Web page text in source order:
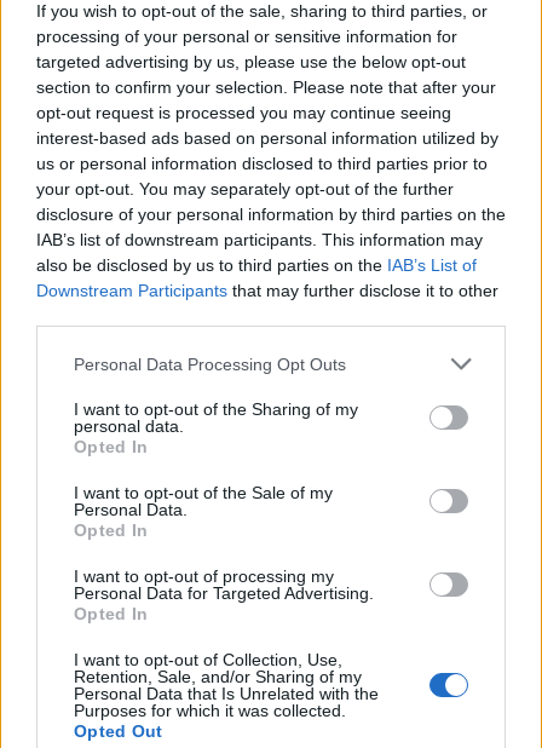
If you wish to opt-out of the sale, sharing to third parties, or
processing of your personal or sensitive information for
targeted advertising by us, please use the below opt-out
section to confirm your selection. Please note that after your
opt-out request is processed you may continue seeing
interest-based ads based on personal information utilized by
us or personal information disclosed to third parties prior to
your opt-out. You may separately opt-out of the further
disclosure of your personal information by third parties on the
IAB’s list of downstream participants. This information may
also be disclosed by us to third parties on the IAB’s List of
Downstream Participants that may further disclose it to other
Please note that this website/app uses one or more Google
not limited to your visit or usage behaviour. You may click to
grant or deny consent to Google and its third-party tags to
use your data for below specified purposes in below Google
consent section.
Personal Data Processing Opt Outs
I want to opt-out of the Sharing of my
personal data.
Opted In
I want to opt-out of the Sale of my
Personal Data.
Opted In
I want to opt-out of processing my
Personal Data for Targeted Advertising.
Opted In
I want to opt-out of Collection, Use,
Retention, Sale, and/or Sharing of my
Personal Data that Is Unrelated with the
Purposes for which it was collected.
Opted Out
vízre bocsátani Kína harmadik
repülőgép-hordozóját
Tech| 2022.04.17 12:49
Sanghaj kíván Kína chipfővárosa
lenni
Az oktatás digitális átalakításába
is besegít a Huawei
Üzlet | 2018.11.06 11:40
Tech| 2014.08.27 18:06
Üzlet | 2013.07.03 15:00
Sanghajban nyitott üzletet az
Apple
Üzlet | 2010.07.12 13:10